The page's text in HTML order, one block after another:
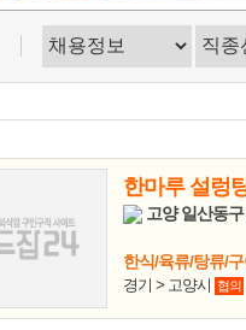
한마루 설렁
고양 일산동구
한식/육류/탕류/
경기 > 고양시 협의